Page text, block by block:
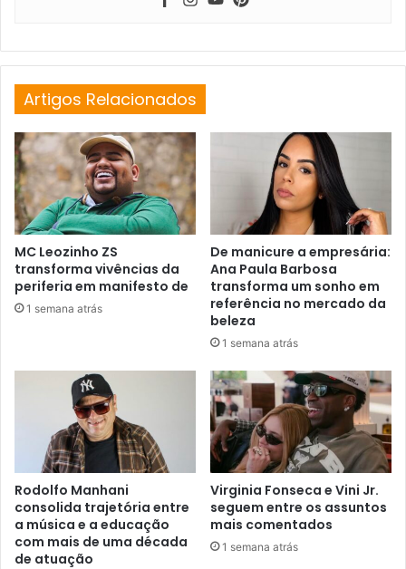
Artigos Relacionados
MC Leozinho ZS
transforma vivências da
periferia em manifesto de
1 semana atrás
De manicure a empresária:
Ana Paula Barbosa
transforma um sonho em
referência no mercado da
beleza
1 semana atrás
Rodolfo Manhani
consolida trajetória entre
a música e a educação
com mais de uma década
de atuação
Virginia Fonseca e Vini Jr.
seguem entre os assuntos
mais comentados
1 semana atrás